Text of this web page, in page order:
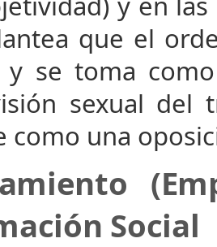
que el
y se toma
sexual del
como una
Social